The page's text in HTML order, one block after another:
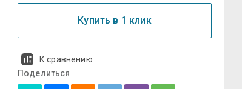
Купить в 1 клик
К сравнению
Поделиться